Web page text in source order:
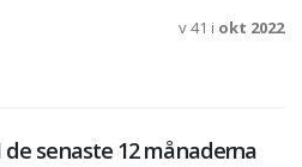
v 41 i okt 2022
senaste 12 månaderna